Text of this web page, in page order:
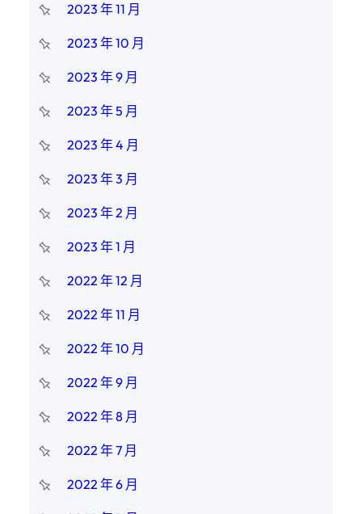
2023 年 11 月
2023 年 10 月
2023 年 9 月
2023 年 5 月
2023 年 4 月
2023 年 3 月
2023 年 2 月
2023 年 1 月
2022 年 12 月
2022 年 11 月
2022 年 10 月
2022 年 9 月
2022 年 8 月
2022 年 7 月
2022 年 6 月